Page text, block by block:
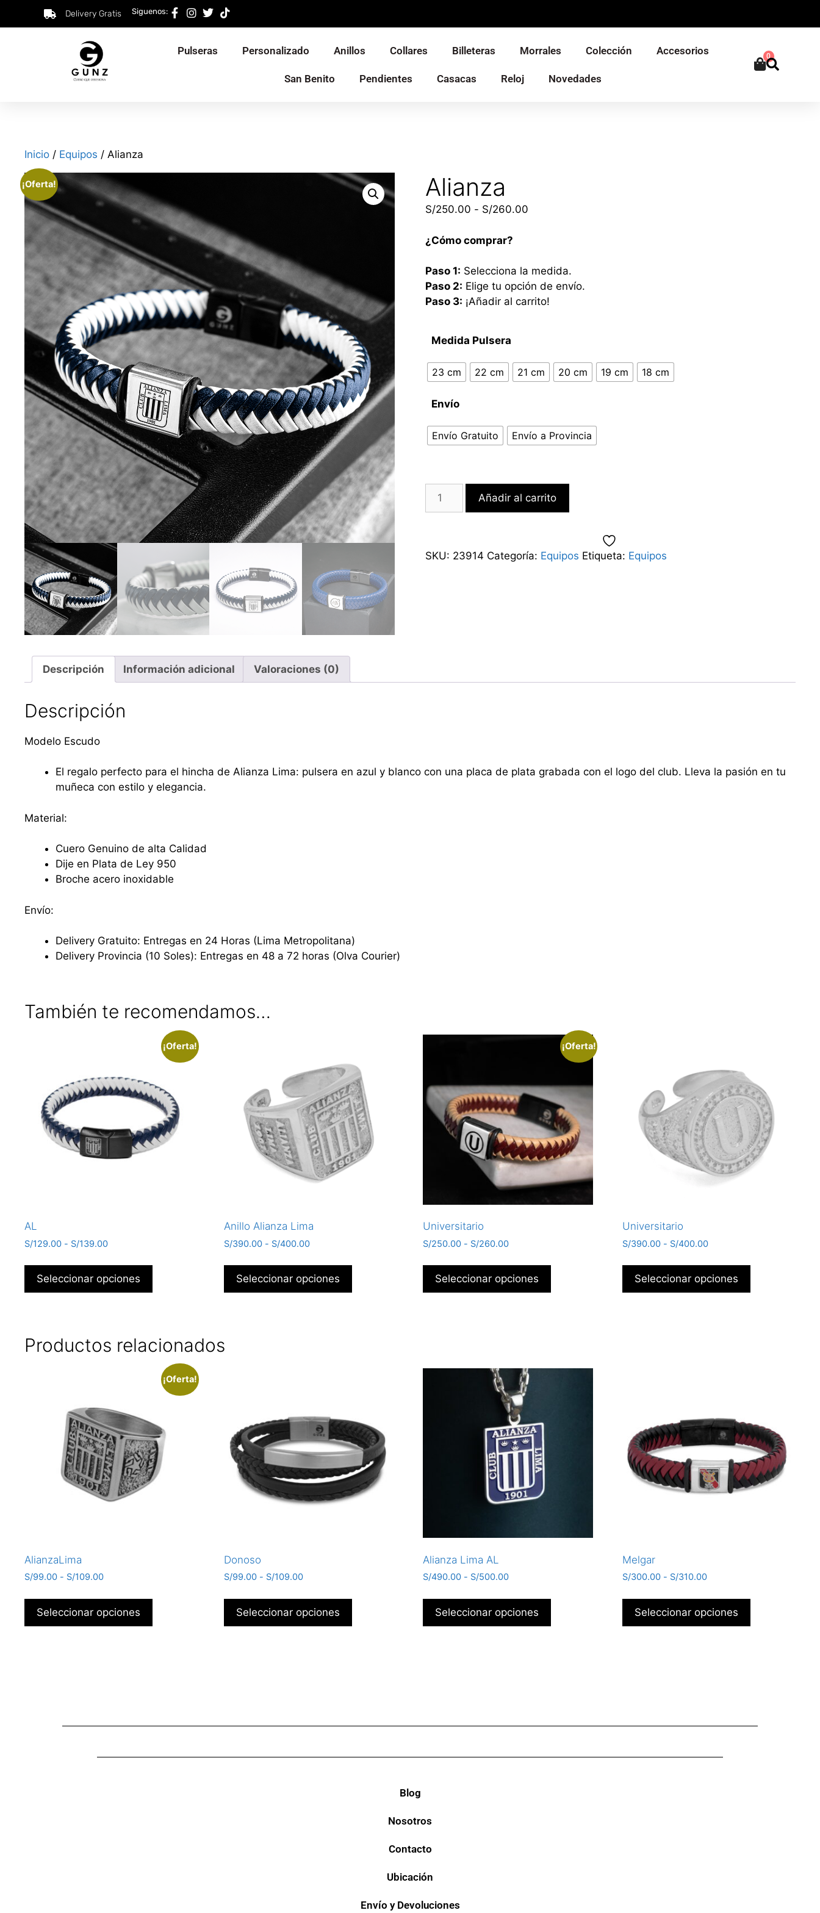
Delivery Gratis Siguenos:
Pulseras Personalizado Anillos Collares Billeteras Morrales Colección Accesorios
San Benito Pendientes Casacas Reloj Novedades
0
Inicio / Equipos / Alianza
¡Oferta! Alianza
S/250.00 - S/260.00
¿Cómo comprar?
Paso 1: Selecciona la medida.
Paso 2: Elige tu opción de envío.
Paso 3: ¡Añadir al carrito!
Medida Pulsera
23 cm 22 cm 21 cm 20 cm 19 cm 18 cm
Envío
Envío Gratuito Envío a Provincia
Añadir al carrito
SKU: 23914 Categoría: Equipos Etiqueta: Equipos
Descripción Información adicional Valoraciones (0)
Descripción
Modelo Escudo
El regalo perfecto para el hincha de Alianza Lima: pulsera en azul y blanco con una placa de plata grabada con el logo del club. Lleva la pasión en tu
muñeca con estilo y elegancia.
Material:
Cuero Genuino de alta Calidad
Dije en Plata de Ley 950
Broche acero inoxidable
Envío:
Delivery Gratuito: Entregas en 24 Horas (Lima Metropolitana)
Delivery Provincia (10 Soles): Entregas en 48 a 72 horas (Olva Courier)
También te recomendamos…
¡Oferta!
AL
S/129.00 - S/139.00
Seleccionar opciones
Anillo Alianza Lima
S/390.00 - S/400.00
Seleccionar opciones
¡Oferta!
Universitario
S/250.00 - S/260.00
Seleccionar opciones
Universitario
S/390.00 - S/400.00
Seleccionar opciones
Productos relacionados
¡Oferta!
AlianzaLima
S/99.00 - S/109.00
Seleccionar opciones
Donoso
S/99.00 - S/109.00
Seleccionar opciones
Alianza Lima AL
S/490.00 - S/500.00
Seleccionar opciones
Melgar
S/300.00 - S/310.00
Seleccionar opciones
Blog
Nosotros
Contacto
Ubicación
Envío y Devoluciones